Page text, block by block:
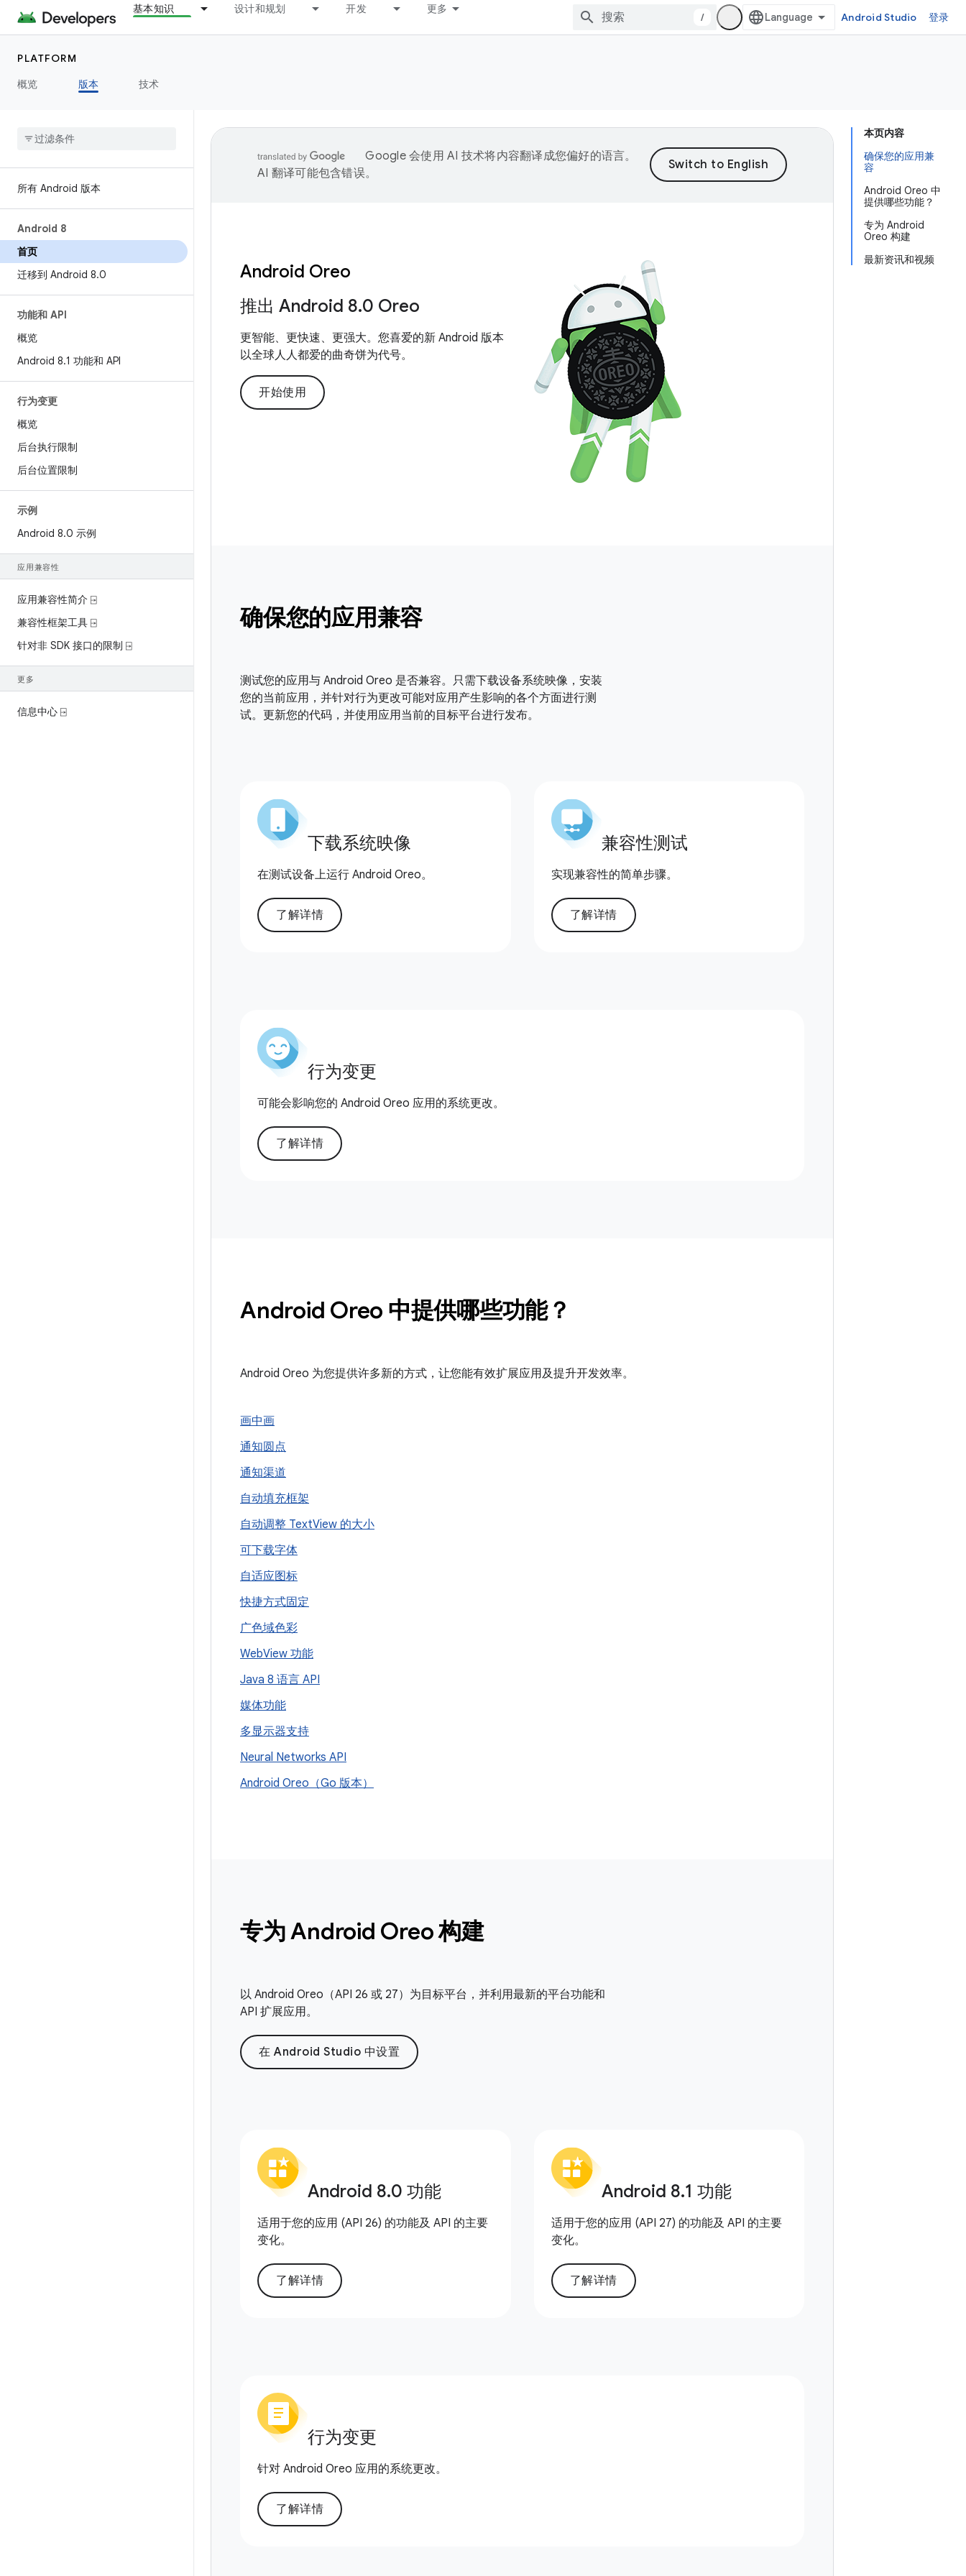
基本知识 设计和规划 开发 更多
/ Android Studio 登录
PLATFORM
概览
版本 技术
所有 Android 版本
Android 8
首页
迁移到 Android 8.0
功能和 API
概览
Android 8.1 功能和 API
行为变更
概览
后台执行限制
后台位置限制
示例
Android 8.0 示例
应用兼容性
应用兼容性简介 ⍈
兼容性框架工具 ⍈
针对非 SDK 接口的限制 ⍈
更多
信息中心 ⍈
本页内容
确保您的应用兼
容
Android Oreo 中
提供哪些功能？
专为 Android
Oreo 构建
最新资讯和视频
Google 会使用 AI 技术将内容翻译成您偏好的语言。
AI 翻译可能包含错误。
Android Oreo
推出 Android 8.0 Oreo
更智能、更快速、更强大。您喜爱的新 Android 版本
以全球人人都爱的曲奇饼为代号。
开始使用
确保您的应用兼容
测试您的应用与 Android Oreo 是否兼容。只需下载设备系统映像，安装
您的当前应用，并针对行为更改可能对应用产生影响的各个方面进行测
试。更新您的代码，并使用应用当前的目标平台进行发布。
下载系统映像
在测试设备上运行 Android Oreo。
了解详情
兼容性测试
实现兼容性的简单步骤。
了解详情
行为变更
可能会影响您的 Android Oreo 应用的系统更改。
了解详情
Android Oreo 中提供哪些功能？
Android Oreo 为您提供许多新的方式，让您能有效扩展应用及提升开发效率。
画中画
通知圆点
通知渠道
自动填充框架
自动调整 TextView 的大小
可下载字体
自适应图标
快捷方式固定
广色域色彩
WebView 功能
Java 8 语言 API
媒体功能
多显示器支持
Neural Networks API
Android Oreo（Go 版本）
专为 Android Oreo 构建
以 Android Oreo（API 26 或 27）为目标平台，并利用最新的平台功能和
API 扩展应用。
在 Android Studio 中设置
Android 8.0 功能
适用于您的应用 (API 26) 的功能及 API 的主要
变化。
了解详情
Android 8.1 功能
适用于您的应用 (API 27) 的功能及 API 的主要
变化。
了解详情
行为变更
针对 Android Oreo 应用的系统更改。
了解详情